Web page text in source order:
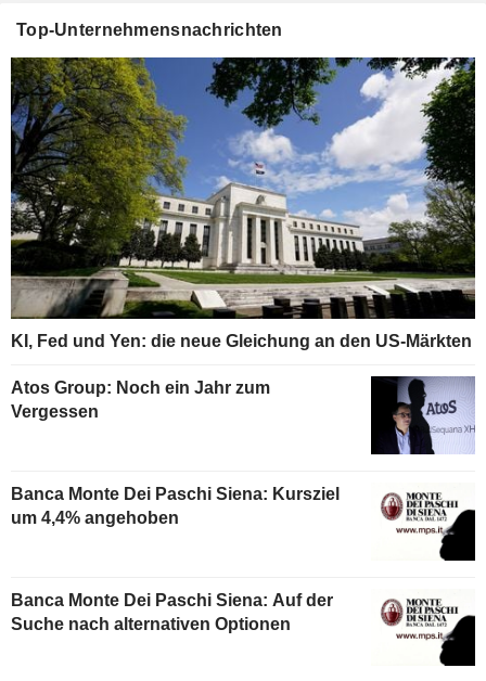
Top-Unternehmensnachrichten
KI, Fed und Yen: die neue Gleichung an den US-Märkten
Atos Group: Noch ein Jahr zum
Vergessen
Banca Monte Dei Paschi Siena: Kursziel
um 4,4% angehoben
Banca Monte Dei Paschi Siena: Auf der
Suche nach alternativen Optionen